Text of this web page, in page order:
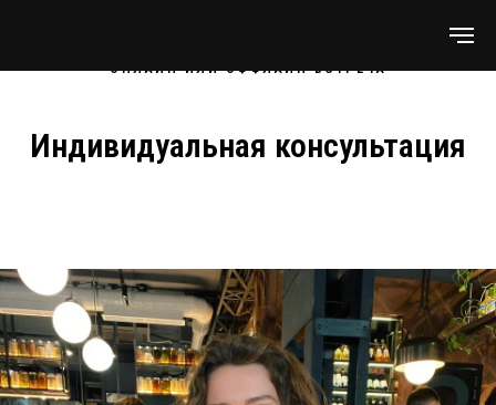
ОНЛАЙН ИЛИ ОФФЛАЙН ВСТРЕЧА
Индивидуальная консультация